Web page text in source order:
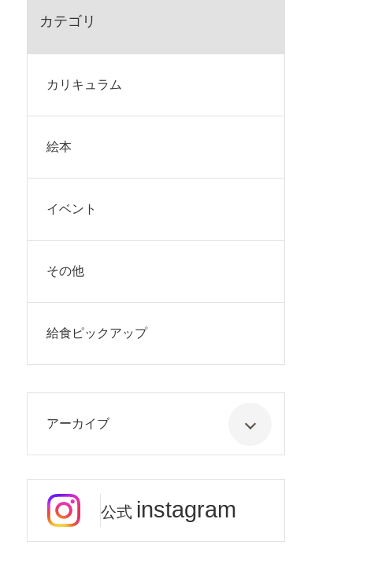
カテゴリ
カリキュラム
絵本
イベント
その他
給食ピックアップ
アーカイブ
公式 instagram